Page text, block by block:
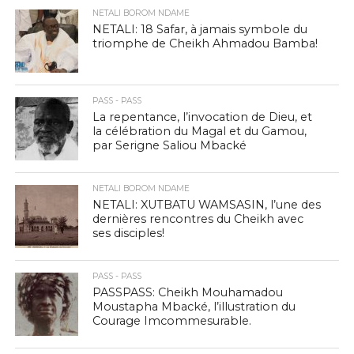
NETALI BOROM NDAME
NETALI: 18 Safar, à jamais symbole du
triomphe de Cheikh Ahmadou Bamba!
PASS - PASS
La repentance, l’invocation de Dieu, et
la célébration du Magal et du Gamou,
par Serigne Saliou Mbacké
NETALI BOROM NDAME
NETALI: XUTBATU WAMSASIN, l’une des
dernières rencontres du Cheikh avec
ses disciples!
PASS - PASS
PASSPASS: Cheikh Mouhamadou
Moustapha Mbacké, l’illustration du
Courage Imcommesurable.